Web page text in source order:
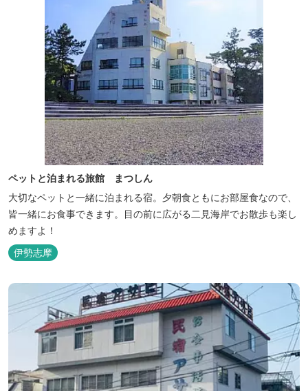
ペットと泊まれる旅館 まつしん
大切なペットと一緒に泊まれる宿。夕朝食ともにお部屋食なので、
皆一緒にお食事できます。目の前に広がる二見海岸でお散歩も楽し
めますよ！
伊勢志摩